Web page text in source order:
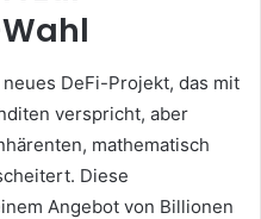
DeFi-Projekt, das mit
verspricht, aber
mathematisch
Diese
Angebot von Billionen